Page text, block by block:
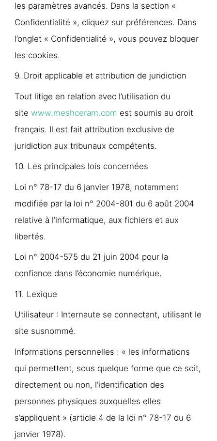
les paramètres avancés. Dans la section «
Confidentialité », cliquez sur préférences. Dans
l’onglet « Confidentialité », vous pouvez bloquer
les cookies.​​
9. Droit applicable et attribution de juridiction
Tout litige en relation avec l’utilisation du
site www.meshceram.com est soumis au droit
français. Il est fait attribution exclusive de
juridiction aux tribunaux compétents.
10. Les principales lois concernées
Loi n° 78-17 du 6 janvier 1978, notamment
modifiée par la loi n° 2004-801 du 6 août 2004
relative à l’informatique, aux fichiers et aux
libertés.
Loi n° 2004-575 du 21 juin 2004 pour la
confiance dans l’économie numérique.
11. Lexique
Utilisateur : Internaute se connectant, utilisant le
site susnommé.
Informations personnelles : « les informations
qui permettent, sous quelque forme que ce soit,
directement ou non, l’identification des
personnes physiques auxquelles elles
s’appliquent » (article 4 de la loi n° 78-17 du 6
janvier 1978).